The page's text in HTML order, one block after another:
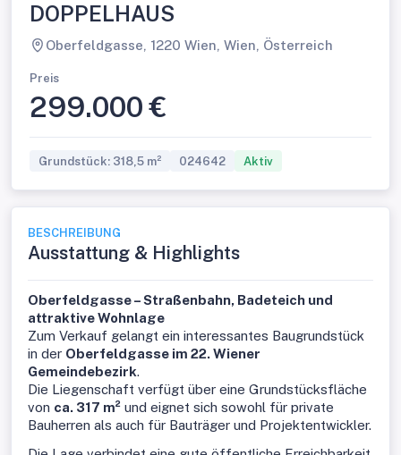
DOPPELHAUS
Oberfeldgasse, 1220 Wien, Wien, Österreich
Preis
299.000 €
Grundstück: 318,5 m² 024642 Aktiv
BESCHREIBUNG
Ausstattung & Highlights
Oberfeldgasse – Straßenbahn, Badeteich und
attraktive Wohnlage
Zum Verkauf gelangt ein interessantes Baugrundstück
in der Oberfeldgasse im 22. Wiener
Gemeindebezirk.
Die Liegenschaft verfügt über eine Grundstücksfläche
von ca. 317 m² und eignet sich sowohl für private
Bauherren als auch für Bauträger und Projektentwickler.